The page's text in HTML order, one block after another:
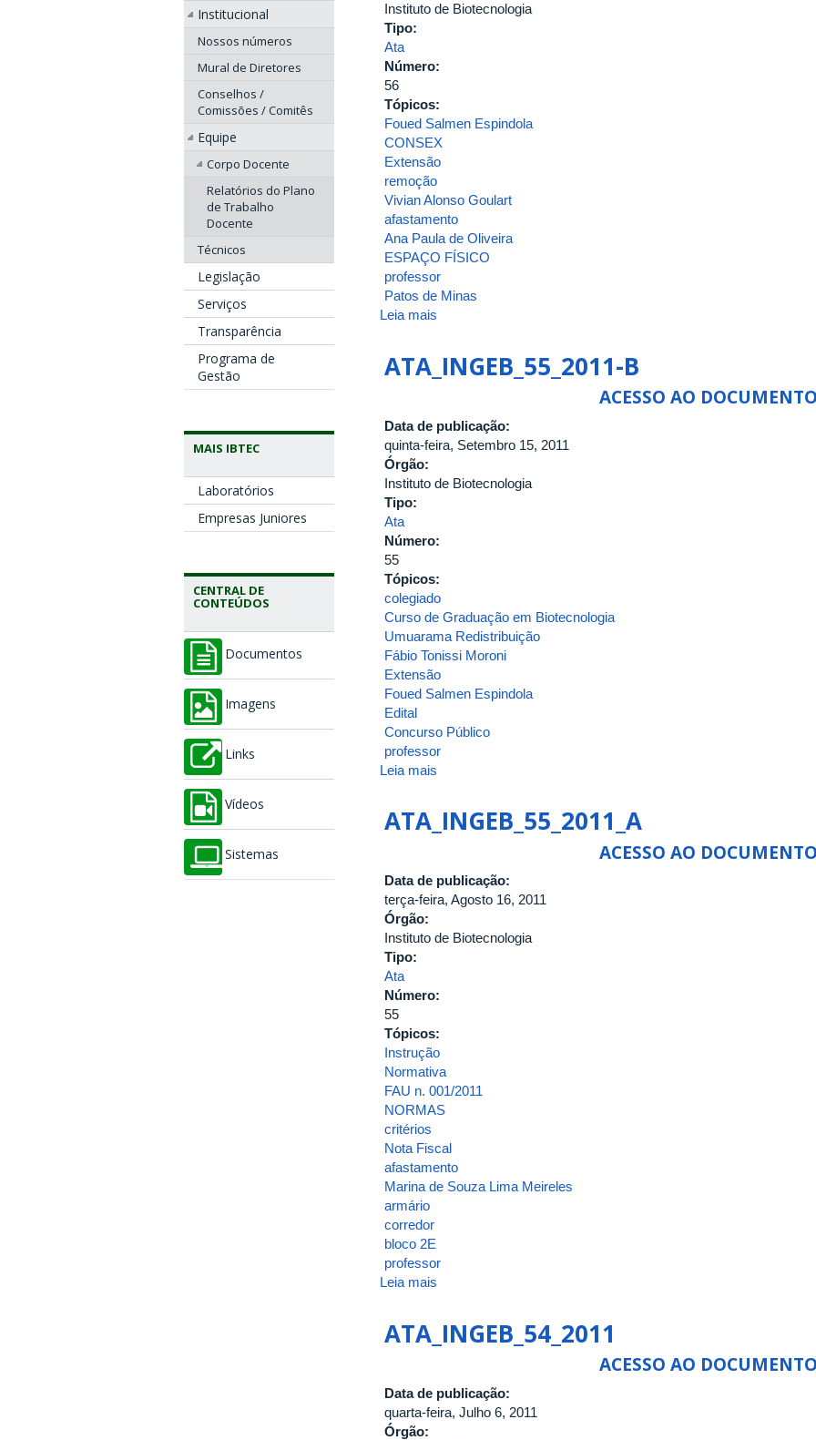
Institucional
Nossos números
Mural de Diretores
Conselhos /
Comissões / Comitês
Equipe
Corpo Docente
Relatórios do Plano
de Trabalho
Docente
Técnicos
Legislação
Serviços
Transparência
Programa de
Gestão
MAIS IBTEC
Laboratórios
Empresas Juniores
CENTRAL DE
CONTEÚDOS
Documentos
Imagens
Links
Vídeos
Sistemas
PROMOÇÃO
DE
ASSOCIADO
IV
PARA
A
DE
PROFESSOR
TITULAR
DA
CARREIRA
DE
Instituto de Biotecnologia
Tipo:
Ata
Número:
56
Tópicos:
Foued Salmen Espindola
CONSEX
Extensão
remoção
Vivian Alonso Goulart
afastamento
Ana Paula de Oliveira
ESPAÇO FÍSICO
professor
Patos de Minas
Leia mais
ATA_INGEB_55_2011-B
ACESSO AO
Data de publicação:
quinta-feira, Setembro 15, 2011
Órgão:
Instituto de Biotecnologia
Tipo:
Ata
Número:
55
Tópicos:
colegiado
Curso de Graduação em Biotecnologia
Umuarama Redistribuição
Fábio Tonissi Moroni
Extensão
Foued Salmen Espindola
Edital
Concurso Público
professor
Leia mais
ATA_INGEB_55_2011_A
ACESSO AO
Data de publicação:
terça-feira, Agosto 16, 2011
Órgão:
Instituto de Biotecnologia
Tipo:
Ata
Número:
55
Tópicos:
Instrução
Normativa
FAU n. 001/2011
NORMAS
critérios
Nota Fiscal
afastamento
Marina de Souza Lima Meireles
armário
corredor
bloco 2E
professor
Leia mais
ATA_INGEB_54_2011
ACESSO AO
Data de publicação:
quarta-feira, Julho 6, 2011
Órgão: